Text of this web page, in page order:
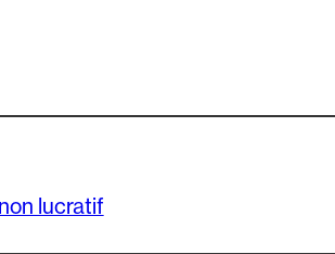
lucratif